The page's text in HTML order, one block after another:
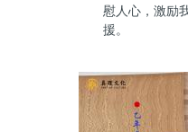
慰人心，激励
援。